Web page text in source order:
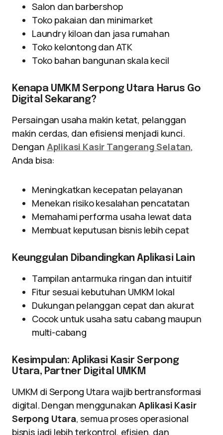
Salon dan barbershop
Toko pakaian dan minimarket
Laundry kiloan dan jasa rumahan
Toko kelontong dan ATK
Toko bahan bangunan skala kecil
Kenapa UMKM Serpong Utara Harus Go
Digital Sekarang?
Persaingan usaha makin ketat, pelanggan
makin cerdas, dan efisiensi menjadi kunci.
Dengan Aplikasi Kasir Tangerang Selatan,
Anda bisa:
Meningkatkan kecepatan pelayanan
Menekan risiko kesalahan pencatatan
Memahami performa usaha lewat data
Membuat keputusan bisnis lebih cepat
Keunggulan Dibandingkan Aplikasi Lain
Tampilan antarmuka ringan dan intuitif
Fitur sesuai kebutuhan UMKM lokal
Dukungan pelanggan cepat dan akurat
Cocok untuk usaha satu cabang maupun
multi-cabang
Kesimpulan: Aplikasi Kasir Serpong
Utara, Partner Digital UMKM
UMKM di Serpong Utara wajib bertransformasi
digital. Dengan menggunakan Aplikasi Kasir
Serpong Utara, semua proses operasional
bisnis jadi lebih terkontrol, efisien, dan